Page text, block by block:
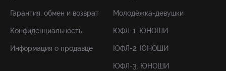
Гарантия, обмен и возврат
Конфиденциальность
Информация о продавце
Молодёжка-девушки
ЮФЛ-1. ЮНОШИ
ЮФЛ-2. ЮНОШИ
ЮФЛ-3. ЮНОШИ